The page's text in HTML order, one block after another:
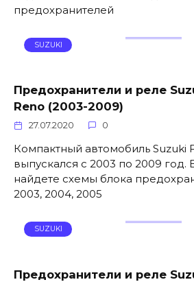
предохранителей
SUZUKI
Предохранители и реле
Reno (2003-2009)
27.07.2020 0
Компактный автомобиль Suzuki
выпускался с 2003 по 2009 год.
найдете схемы блока
2003, 2004, 2005
SUZUKI
Предохранители и реле